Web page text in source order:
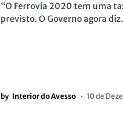
“O Ferrovia 2020 tem uma
previsto. O Governo agora
by Interior do Avesso 10 de